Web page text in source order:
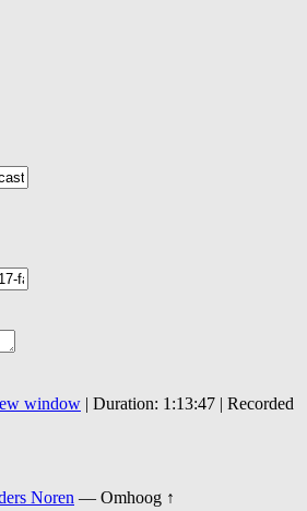
window | Duration: 1:13:47 | Recorded
Noren — Omhoog ↑